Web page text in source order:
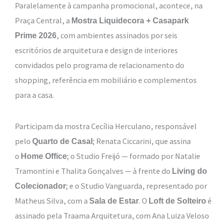
Paralelamente à campanha promocional, acontece, na
Praça Central, a Mostra Liquidecora + Casapark
Prime 2026, com ambientes assinados por seis
escritórios de arquitetura e design de interiores
convidados pelo programa de relacionamento do
shopping, referência em mobiliário e complementos
para a casa.
Participam da mostra Cecília Herculano, responsável
pelo Quarto de Casal; Renata Ciccarini, que assina
o Home Office; o Studio Freijó — formado por Natalie
Tramontini e Thalita Gonçalves — à frente do Living do
Colecionador; e o Studio Vanguarda, representado por
Matheus Silva, com a Sala de Estar. O Loft de Solteiro é
assinado pela Traama Arquitetura, com Ana Luiza Veloso